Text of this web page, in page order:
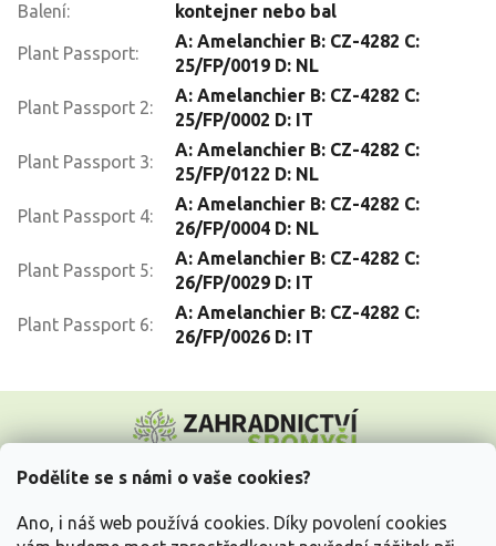
Podělíte se s námi o vaše cookies?
Ano, i náš web používá cookies. Díky povolení cookies
Balení: kontejner nebo bal
Plant Passport:
A: Amelanchier B: CZ-4282 C:
25/FP/0019 D: NL
Plant Passport 2:
A: Amelanchier B: CZ-4282 C:
25/FP/0002 D: IT
Plant Passport 3:
A: Amelanchier B: CZ-4282 C:
25/FP/0122 D: NL
Plant Passport 4:
A: Amelanchier B: CZ-4282 C:
26/FP/0004 D: NL
Plant Passport 5:
A: Amelanchier B: CZ-4282 C:
26/FP/0029 D: IT
Plant Passport 6:
A: Amelanchier B: CZ-4282 C:
26/FP/0026 D: IT
p
Vše o nákupu